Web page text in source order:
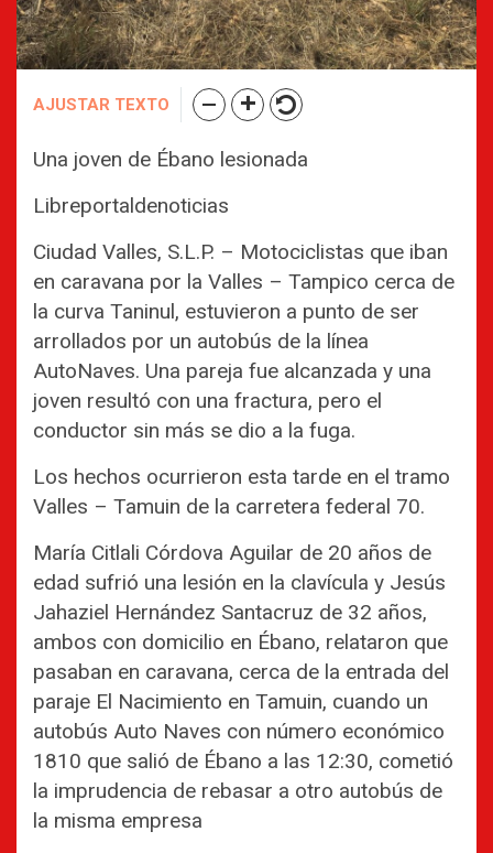
AJUSTAR TEXTO
Una joven de Ébano lesionada
Libreportaldenoticias
Ciudad Valles, S.L.P. – Motociclistas que iban
en caravana por la Valles – Tampico cerca de
la curva Taninul, estuvieron a punto de ser
arrollados por un autobús de la línea
AutoNaves. Una pareja fue alcanzada y una
joven resultó con una fractura, pero el
conductor sin más se dio a la fuga.
Los hechos ocurrieron esta tarde en el tramo
Valles – Tamuin de la carretera federal 70.
María Citlali Córdova Aguilar de 20 años de
edad sufrió una lesión en la clavícula y Jesús
Jahaziel Hernández Santacruz de 32 años,
ambos con domicilio en Ébano, relataron que
pasaban en caravana, cerca de la entrada del
paraje El Nacimiento en Tamuin, cuando un
autobús Auto Naves con número económico
1810 que salió de Ébano a las 12:30, cometió
la imprudencia de rebasar a otro autobús de
la misma empresa